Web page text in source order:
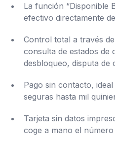
La función “Disponible
efectivo directamente
Control total a través
consulta de estados de
desbloqueo, disputa de
Pago sin contacto,
seguras hasta mil
Tarjeta sin datos
coge a mano el número